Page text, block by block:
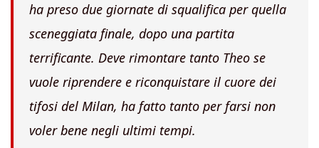
ha preso due giornate di squalifica per quella
sceneggiata finale, dopo una partita
terrificante. Deve rimontare tanto Theo se
vuole riprendere e riconquistare il cuore dei
tifosi del Milan, ha fatto tanto per farsi non
voler bene negli ultimi tempi.